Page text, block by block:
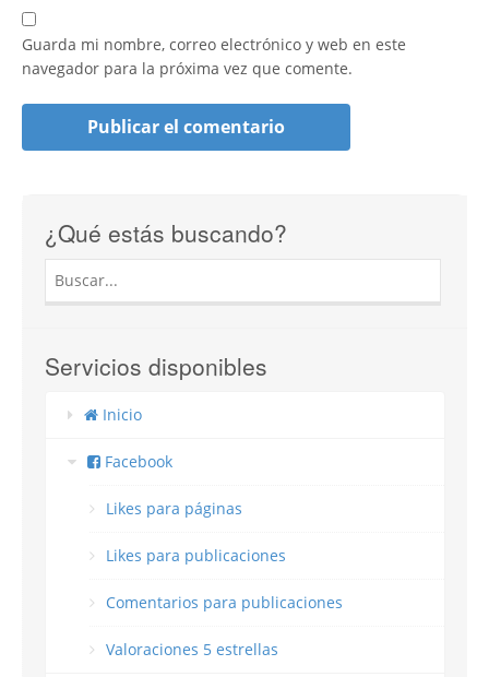
Guarda mi nombre, correo electrónico y web en este
navegador para la próxima vez que comente.
¿Qué estás buscando?
Servicios disponibles
Inicio
Facebook
Likes para páginas
Likes para publicaciones
Comentarios para publicaciones
Valoraciones 5 estrellas